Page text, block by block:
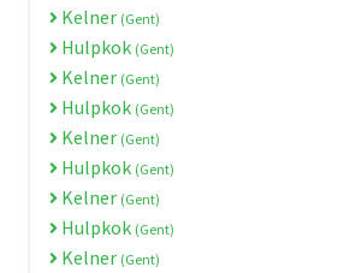
Kelner (Gent)
Hulpkok (Gent)
Kelner (Gent)
Hulpkok (Gent)
Kelner (Gent)
Hulpkok (Gent)
Kelner (Gent)
Hulpkok (Gent)
Kelner (Gent)